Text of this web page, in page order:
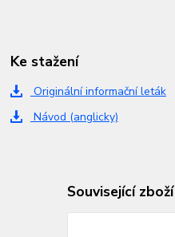
Ke stažení
Originální informační leták
Návod (anglicky)
Související zboží